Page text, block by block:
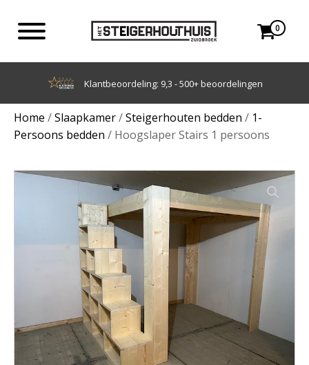
0
Achteraf betalen met Klarna
Home /Slaapkamer/Steigerhouten bedden / 1-
Persoons bedden / Hoogslaper Stairs 1 persoons